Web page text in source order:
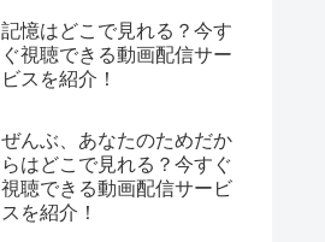
記憶はどこで見れる？今す
ぐ視聴できる動画配信サー
ビスを紹介！
ぜんぶ、あなたのためだか
らはどこで見れる？今すぐ
視聴できる動画配信サービ
スを紹介！